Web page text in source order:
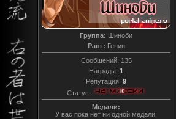
Группа: Шиноби
Ранг: Генин
Сообщений: 135
Награды: 1
Репутация: 9
Статус:
Медали:
У вас пока нет ни одной медали.